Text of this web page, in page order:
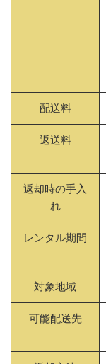
配送料
返送料
返却時の手入
れ
レンタル期間
対象地域
可能配送先